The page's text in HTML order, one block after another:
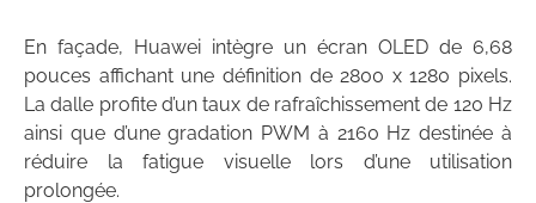
En façade, Huawei intègre un écran OLED de 6,68
pouces affichant une définition de 2800 x 1280 pixels.
La dalle profite d’un taux de rafraîchissement de 120 Hz
ainsi que d’une gradation PWM à 2160 Hz destinée à
réduire la fatigue visuelle lors d’une utilisation
prolongée.